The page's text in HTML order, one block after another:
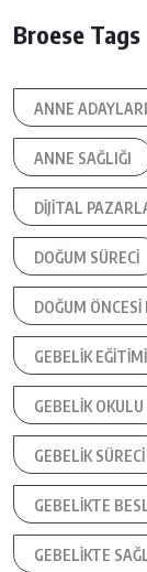
Broese Tags
ANNE ADAYLARI
ANNE SAĞLIĞI
DIJITAL
DOĞUM SÜRECI
DOĞUM ÖNCESI
GEBELIK EĞITIMI
GEBELIK OKULU
GEBELIK SÜRECI
GEBELIKTE
GEBELIKTE